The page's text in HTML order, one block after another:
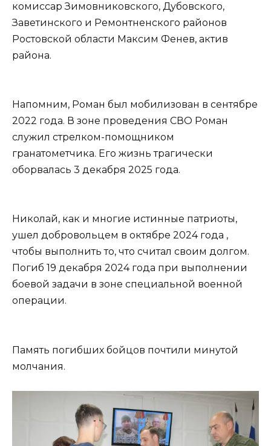
комиссар Зимовниковского, Дубовского,
Заветинского и Ремонтненского районов
Ростовской области Максим Фенев, актив
района.
Напомним, Роман был мобилизован в сентябре
2022 года. В зоне проведения СВО Роман
служил стрелком-помощником
гранатометчика. Его жизнь трагически
оборвалась 3 декабря 2025 года.
Николай, как и многие истинные патриоты,
ушел добровольцем в октябре 2024 года ,
чтобы выполнить то, что считал своим долгом.
Погиб 19 декабря 2024 года при выполнении
боевой задачи в зоне специальной военной
операции.
Память погибших бойцов почтили минутой
молчания.